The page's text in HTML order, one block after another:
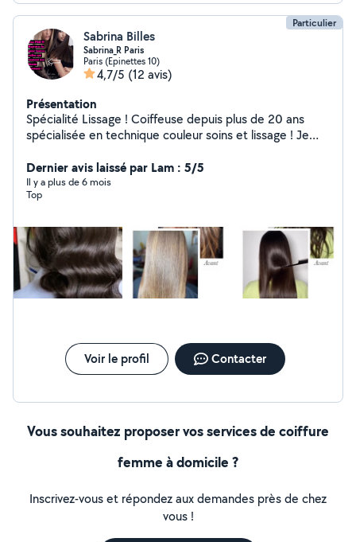
Particulier
Sabrina Billes
Sabrina_R Paris
Paris (Epinettes 10)
4,7/5 (12 avis)
Présentation
Spécialité Lissage ! Coiffeuse depuis plus de 20 ans
spécialisée en technique couleur soins et lissage ! Je
donc aussi mes services pour des commandes de box
de brunchs ou bien mignardises salées ou sucrées ! Je
peux également cuisiner couscous , tagines ou autres à
soigner vos cheveux ainsi que des coiffures mariées ou
invitées . Je précise que ne fais pas les coiffures afros ,
je ne tresse pas non plus !
Dernier avis laissé par Lam : 5/5
Il y a plus de 6 mois
Top
Voir le profil Contacter
Vous souhaitez proposer vos services de coiffure
femme à domicile ?
Inscrivez-vous et répondez aux demandes près de chez
vous !